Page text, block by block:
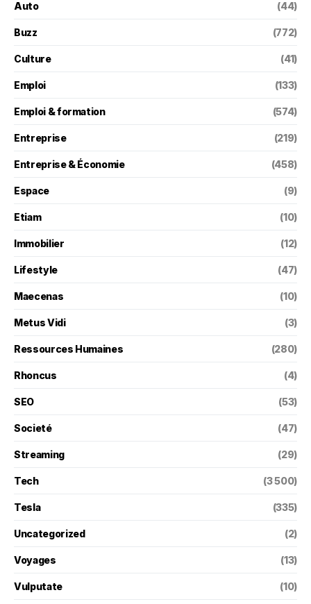
Auto (44)
Buzz (772)
Culture (41)
Emploi (133)
Emploi & formation (574)
Entreprise (219)
Entreprise & Économie (458)
Espace (9)
Etiam (10)
Immobilier (12)
Lifestyle (47)
Maecenas (10)
Metus Vidi (3)
Ressources Humaines (280)
Rhoncus (4)
SEO (53)
Societé (47)
Streaming (29)
Tech (3 500)
Tesla (335)
Uncategorized (2)
Voyages (13)
Vulputate (10)